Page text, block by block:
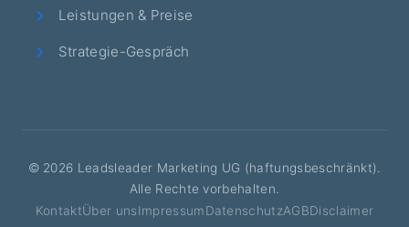
Leistungen & Preise
Strategie-Gespräch
© 2026 Leadsleader Marketing UG (haftungsbeschränkt).
Alle Rechte vorbehalten.
KontaktÜber unsImpressumDatenschutzAGBDisclaimer